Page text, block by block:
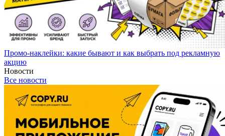
Промо-наклейки: какие бывают и как выбрать под рекламную
акцию
Новости
Все новости